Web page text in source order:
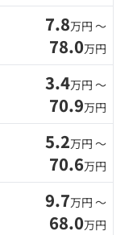
7.8万円 〜
78.0万円
3.4万円 〜
70.9万円
5.2万円 〜
70.6万円
9.7万円 〜
68.0万円